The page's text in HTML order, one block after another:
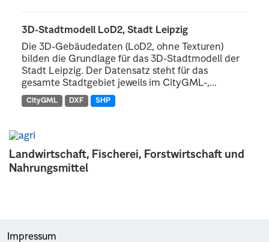
Landwirtschaft, Fischerei, Forstwirtschaft und
Nahrungsmittel
3D-Stadtmodell LoD2, Stadt Leipzig
Die 3D-Gebäudedaten (LoD2, ohne Texturen)
bilden die Grundlage für das 3D-Stadtmodell der
Stadt Leipzig. Der Datensatz steht für das
gesamte Stadtgebiet jeweils im CityGML-,...
CityGML DXF SHP
Impressum